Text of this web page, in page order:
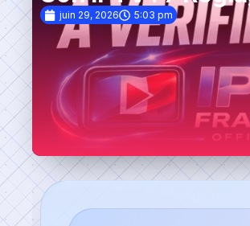
Liste des Chaines
juin 29, 2026 5:03 pm